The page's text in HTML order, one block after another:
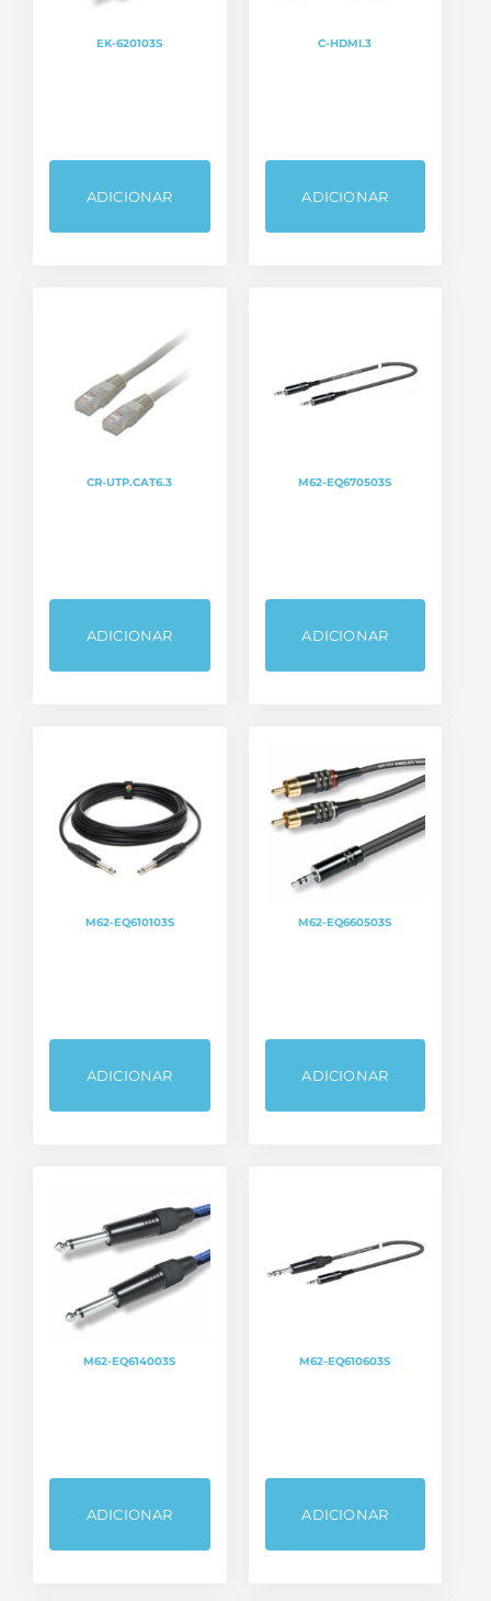
EK-620103S
ADICIONAR
C-HDMI.3
ADICIONAR
CR-UTP.CAT6.3
ADICIONAR
M62-EQ670503S
ADICIONAR
M62-EQ610103S
ADICIONAR
M62-EQ660503S
ADICIONAR
M62-EQ614003S
ADICIONAR
M62-EQ610603S
ADICIONAR